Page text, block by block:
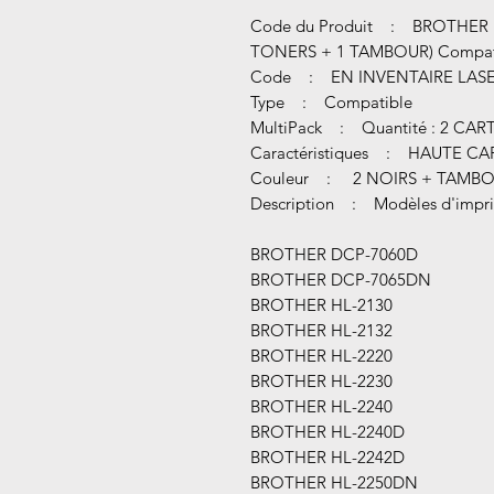
Code du Produit : BROTHER
TONERS + 1 TAMBOUR)
Code : EN INVENTAIRE
Type : Compatible
MultiPack : Quantité : 2
Caractéristiques : HAUTE
Couleur : 2 NOIRS +
Description : Modèles
BROTHER DCP-7060D
BROTHER DCP-7065DN
BROTHER HL-2130
BROTHER HL-2132
BROTHER HL-2220
BROTHER HL-2230
BROTHER HL-2240
BROTHER HL-2240D
BROTHER HL-2242D
BROTHER HL-2250DN